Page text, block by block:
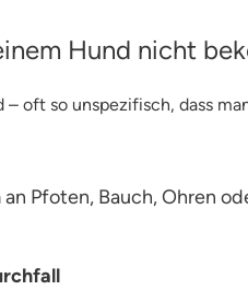
Hund nicht
oft so unspezifisch, dass
an Pfoten, Bauch, Ohren